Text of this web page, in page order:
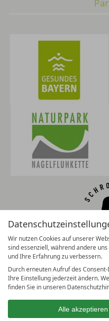
Wir nutzen Cookies auf unserer
sind essenziell, während andere
und Ihre Erfahrung zu verbessern.
Durch erneuten Aufruf des
Ihre Einstellung jederzeit ändern.
finden Sie in unseren
Alle akzeptieren